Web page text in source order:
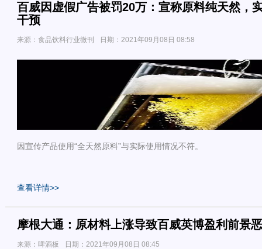
百威因虚假广告被罚20万：宣称原料纯天然，
干预
来源：食品饮料行业微刊 日期：2021年09月08日 08:58
因宣传产品使用“全天然原料”与实际使用情况不符。
查看详情>>
摩根大通：原材料上涨导致百威英博盈利前景
来源：啤酒板 日期：2021年09月08日 08:45